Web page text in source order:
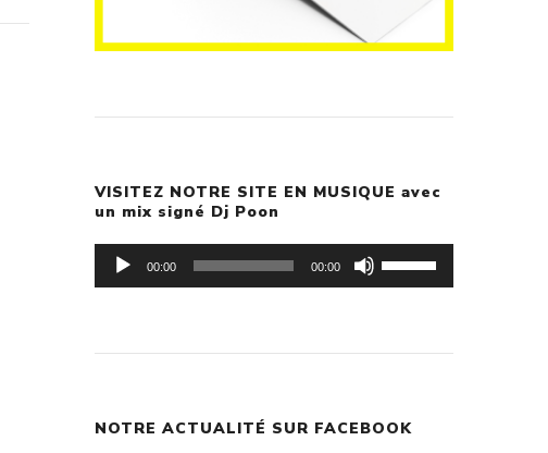
VISITEZ NOTRE SITE EN MUSIQUE avec
un mix signé Dj Poon
Lecteur
audio
00:00 00:00
Utilisez
augmenter
NOTRE ACTUALITÉ SUR FACEBOOK